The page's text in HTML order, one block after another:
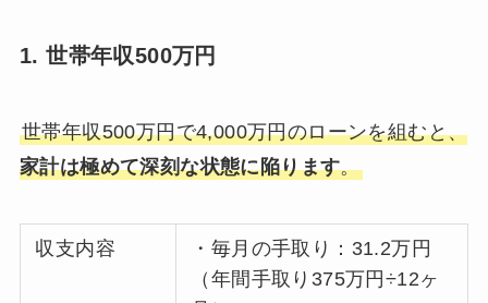
1. 世帯年収500万円
世帯年収500万円で4,000万円のローンを組むと、
家計は極めて深刻な状態に陥ります。
収支内容
・毎月の手取り：31.2万円
（年間手取り375万円÷12ヶ